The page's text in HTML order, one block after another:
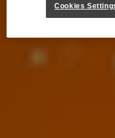
Cookies